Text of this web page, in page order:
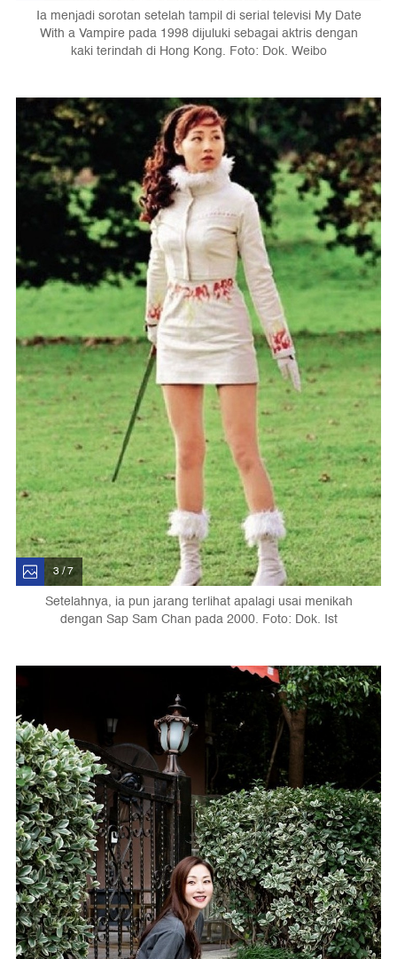
Ia menjadi sorotan setelah tampil di serial televisi My Date
With a Vampire pada 1998 dijuluki sebagai aktris dengan
kaki terindah di Hong Kong. Foto: Dok. Weibo
3 / 7
Setelahnya, ia pun jarang terlihat apalagi usai menikah
dengan Sap Sam Chan pada 2000. Foto: Dok. Ist